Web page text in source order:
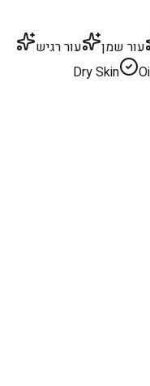
עור שמן
עור רגיש
Dry Skin